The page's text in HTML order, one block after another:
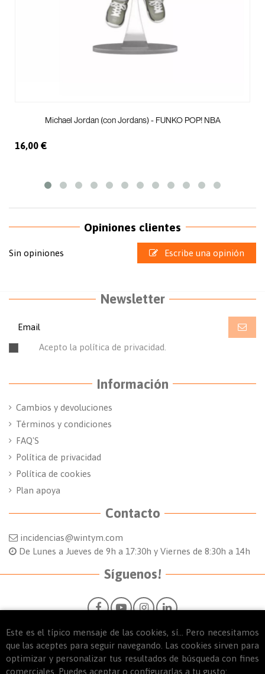
Michael Jordan (con Jordans) - FUNKO POP! NBA
16,00 €
Opiniones clientes
Sin opiniones Escribe una opinión
Newsletter
Acepto la política de privacidad.
Información
Cambios y devoluciones
Términos y condiciones
FAQ'S
Política de privacidad
Política de cookies
Plan apoya
Contacto
incidencias@wintym.com
De Lunes a Jueves de 9h a 17:30h y Viernes de 8:30h a 14h
Este es el típico mensaje de las cookies, sí... Pero necesitamos
que las aceptes para seguir navegando. Las cookies sirven para
optimizar y personalizar tus resultados de búsqueda con fines
comerciales. Puedes aceptar o configurarlas a tu gusto:
Síguenos!
© 2025WINTYM. Todos los derechos reservados.